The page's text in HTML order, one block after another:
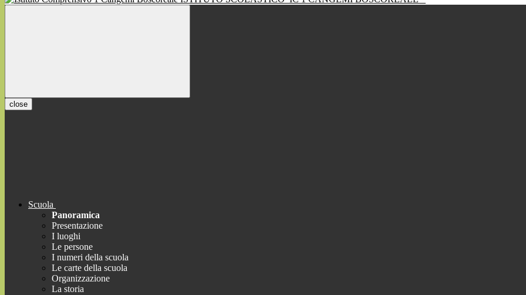
close
Scuola
Panoramica
Presentazione
I luoghi
Le persone
I numeri della scuola
Le carte della scuola
Organizzazione
La storia